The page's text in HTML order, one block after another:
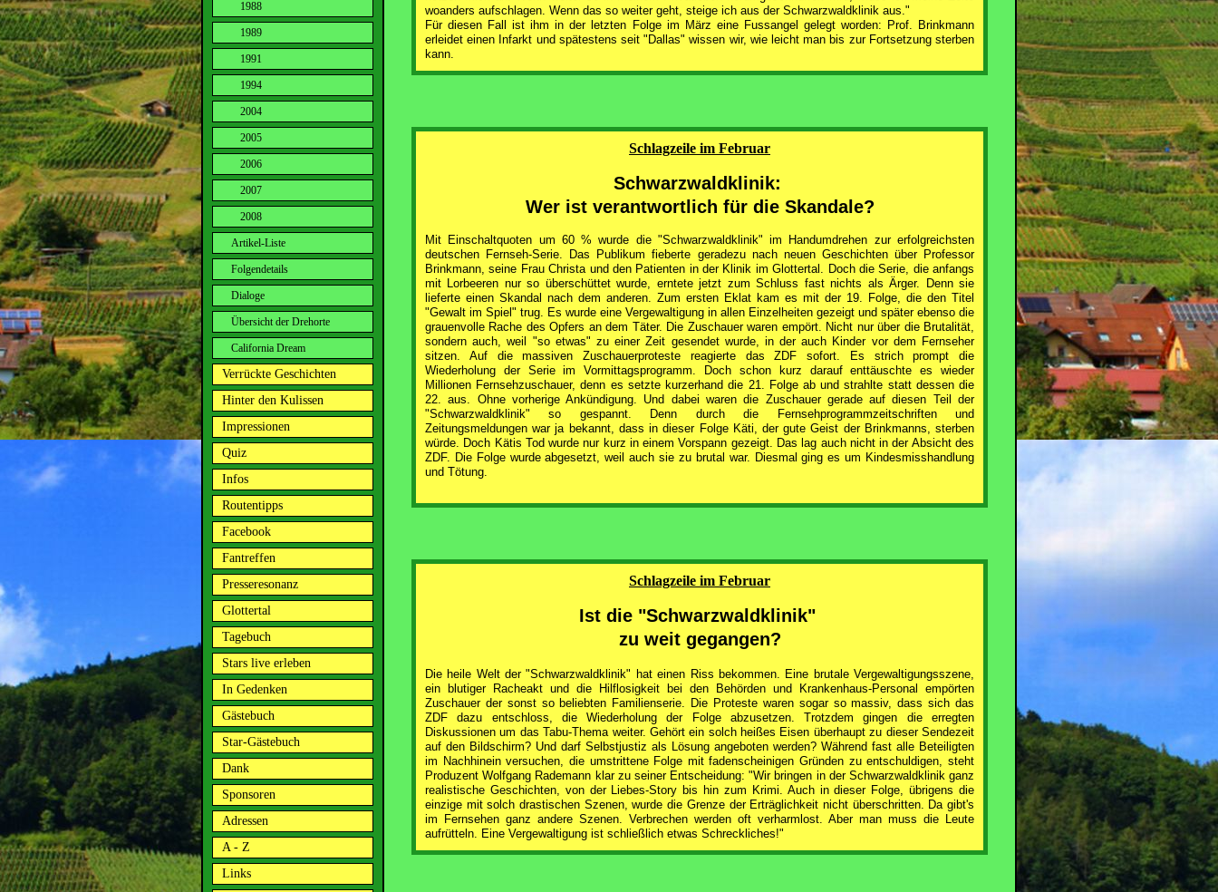
1988
1989
1991
1994
2004
2005
2006
2007
2008
Artikel-Liste
Folgendetails
Dialoge
Übersicht der Drehorte
California Dream
Verrückte Geschichten
Hinter den Kulissen
Impressionen
Quiz
Infos
Routentipps
Facebook
Fantreffen
Presseresonanz
Glottertal
Tagebuch
Stars live erleben
In Gedenken
Gästebuch
Star-Gästebuch
Dank
Sponsoren
Adressen
A - Z
Links
woanders aufschlagen. Wenn das so weiter geht, steige ich aus der Schwarzwaldklinik aus."
Für diesen Fall ist ihm in der letzten Folge im März eine Fussangel gelegt worden: Prof. Brinkmann
erleidet einen Infarkt und spätestens seit "Dallas" wissen wir, wie leicht man bis zur Fortsetzung sterben
kann.
Schlagzeile im Februar
Schwarzwaldklinik:
Wer ist verantwortlich für die Skandale?
Mit Einschaltquoten um 60 % wurde die "Schwarzwaldklinik" im Handumdrehen zur erfolgreichsten
deutschen Fernseh-Serie. Das Publikum fieberte geradezu nach neuen Geschichten über Professor
Brinkmann, seine Frau Christa und den Patienten in der Klinik im Glottertal. Doch die Serie, die anfangs
mit Lorbeeren nur so überschüttet wurde, erntete jetzt zum Schluss fast nichts als Ärger. Denn sie
lieferte einen Skandal nach dem anderen. Zum ersten Eklat kam es mit der 19. Folge, die den Titel
"Gewalt im Spiel" trug. Es wurde eine Vergewaltigung in allen Einzelheiten gezeigt und später ebenso die
grauenvolle Rache des Opfers an dem Täter. Die Zuschauer waren empört. Nicht nur über die Brutalität,
sondern auch, weil "so etwas" zu einer Zeit gesendet wurde, in der auch Kinder vor dem Fernseher
sitzen. Auf die massiven Zuschauerproteste reagierte das ZDF sofort. Es strich prompt die
Wiederholung der Serie im Vormittagsprogramm. Doch schon kurz darauf enttäuschte es wieder
Millionen Fernsehzuschauer, denn es setzte kurzerhand die 21. Folge ab und strahlte statt dessen die
22. aus. Ohne vorherige Ankündigung. Und dabei waren die Zuschauer gerade auf diesen Teil der
"Schwarzwaldklinik" so gespannt. Denn durch die Fernsehprogrammzeitschriften und
Zeitungsmeldungen war ja bekannt, dass in dieser Folge Käti, der gute Geist der Brinkmanns, sterben
würde. Doch Kätis Tod wurde nur kurz in einem Vorspann gezeigt. Das lag auch nicht in der Absicht des
ZDF. Die Folge wurde abgesetzt, weil auch sie zu brutal war. Diesmal ging es um Kindesmisshandlung
und Tötung.
Schlagzeile im Februar
Ist die "Schwarzwaldklinik"
zu weit gegangen?
Die heile Welt der "Schwarzwaldklinik" hat einen Riss bekommen. Eine brutale Vergewaltigungsszene,
ein blutiger Racheakt und die Hilflosigkeit bei den Behörden und Krankenhaus-Personal empörten
Zuschauer der sonst so beliebten Familienserie. Die Proteste waren sogar so massiv, dass sich das
ZDF dazu entschloss, die Wiederholung der Folge abzusetzen. Trotzdem gingen die erregten
Diskussionen um das Tabu-Thema weiter. Gehört ein solch heißes Eisen überhaupt zu dieser Sendezeit
auf den Bildschirm? Und darf Selbstjustiz als Lösung angeboten werden? Während fast alle Beteiligten
im Nachhinein versuchen, die umstrittene Folge mit fadenscheinigen Gründen zu entschuldigen, steht
Produzent Wolfgang Rademann klar zu seiner Entscheidung: "Wir bringen in der Schwarzwaldklinik ganz
realistische Geschichten, von der Liebes-Story bis hin zum Krimi. Auch in dieser Folge, übrigens die
einzige mit solch drastischen Szenen, wurde die Grenze der Erträglichkeit nicht überschritten. Da gibt's
im Fernsehen ganz andere Szenen. Verbrechen werden oft verharmlost. Aber man muss die Leute
aufrütteln. Eine Vergewaltigung ist schließlich etwas Schreckliches!"